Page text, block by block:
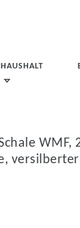
HAUSHALT
WMF,